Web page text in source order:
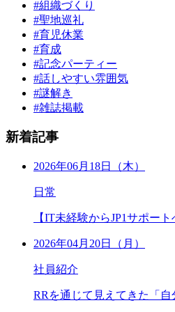
#組織づくり
#聖地巡礼
#育児休業
#育成
#記念パーティー
#話しやすい雰囲気
#謎解き
#雑誌掲載
新着記事
2026年06月18日（木）
日常
【IT未経験からJP1サポー
2026年04月20日（月）
社員紹介
RRを通じて見えてきた「